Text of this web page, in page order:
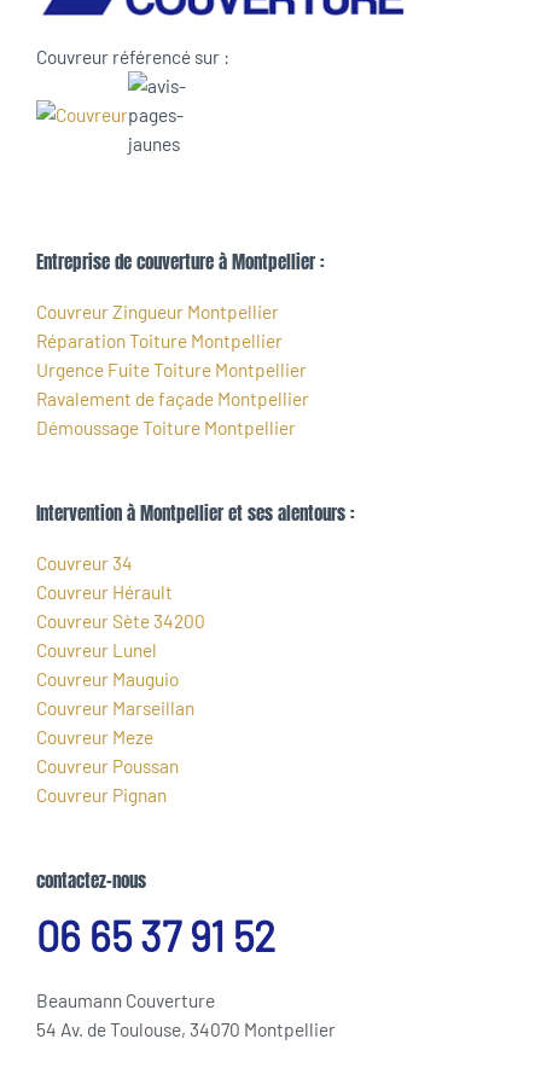
Couvreur référencé sur :
Entreprise de couverture à Montpellier :
Couvreur Zingueur Montpellier
Réparation Toiture Montpellier
Urgence Fuite Toiture Montpellier
Ravalement de façade Montpellier
Démoussage Toiture Montpellier
Intervention à Montpellier et ses alentours :
Couvreur 34
Couvreur Hérault
Couvreur Sète 34200
Couvreur Lunel
Couvreur Mauguio
Couvreur Marseillan
Couvreur Meze
Couvreur Poussan
Couvreur Pignan
contactez-nous
06 65 37 91 52
Beaumann Couverture
54 Av. de Toulouse, 34070 Montpellier